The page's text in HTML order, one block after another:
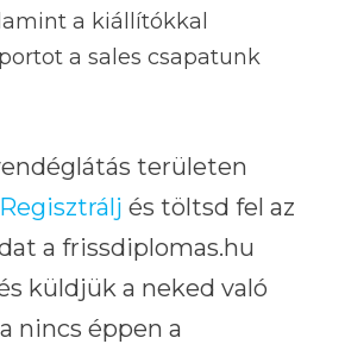
a kiállítókkal
a sales csapatunk
területen
Regisztrálj és töltsd fel az
a frissdiplomas.hu
küldjük a neked való
nincs éppen a